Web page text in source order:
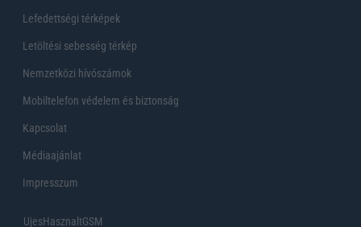
Lefedettségi térképek
Letöltési sebesség térkép
Nemzetközi hívószámok
Mobiltelefon védelem és biztonság
Kapcsolat
Médiaajánlat
Impresszum
UjesHasznaltGSM